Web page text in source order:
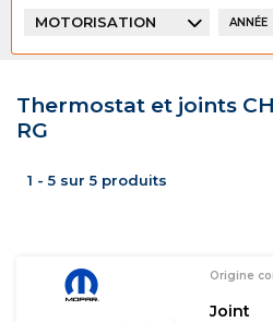
MOTORISATION ANNÉE
Thermostat et joints
RG
1 - 5 sur 5 produits
Origine
Joint